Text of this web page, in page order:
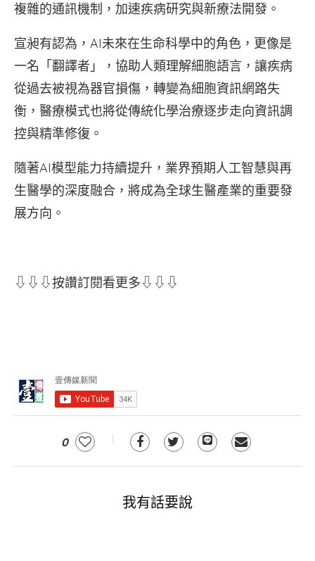
複雜的通訊機制，加速疾病研究與新療法開發。
宣昶有認為，AI未來在生命科學中的角色，更像是
一名「翻譯者」，協助人類理解細胞語言，讓疾病
從過去被視為器官損傷，轉變為細胞資訊網路失
衡，醫療模式也將從傳統化學治療逐步走向資訊調
控與精準修復。
隨著AI模型能力持續提升，業界預期人工智慧與再
生醫學的深度融合，將成為全球生醫產業的重要發
展方向。
⇩⇩⇩按讚訂閱看更多⇩⇩⇩
0
我有話要說